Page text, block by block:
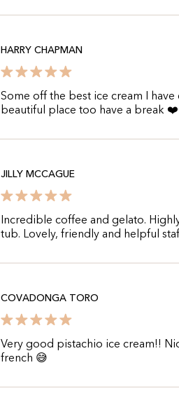
HARRY CHAPMAN
Some off the best ice cream I
beautiful place too have a break
JILLY MCCAGUE
Incredible coffee and gelato.
tub. Lovely, friendly and helpful
COVADONGA TORO
Very good pistachio ice cream!!
french 😅